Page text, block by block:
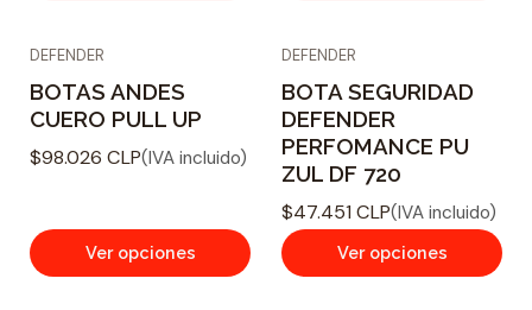
DEFENDER
BOTAS ANDES
CUERO PULL UP
$98.026 CLP(IVA incluido)
Ver opciones
DEFENDER
BOTA SEGURIDAD
DEFENDER
PERFOMANCE PU
ZUL DF 720
$47.451 CLP(IVA incluido)
Ver opciones